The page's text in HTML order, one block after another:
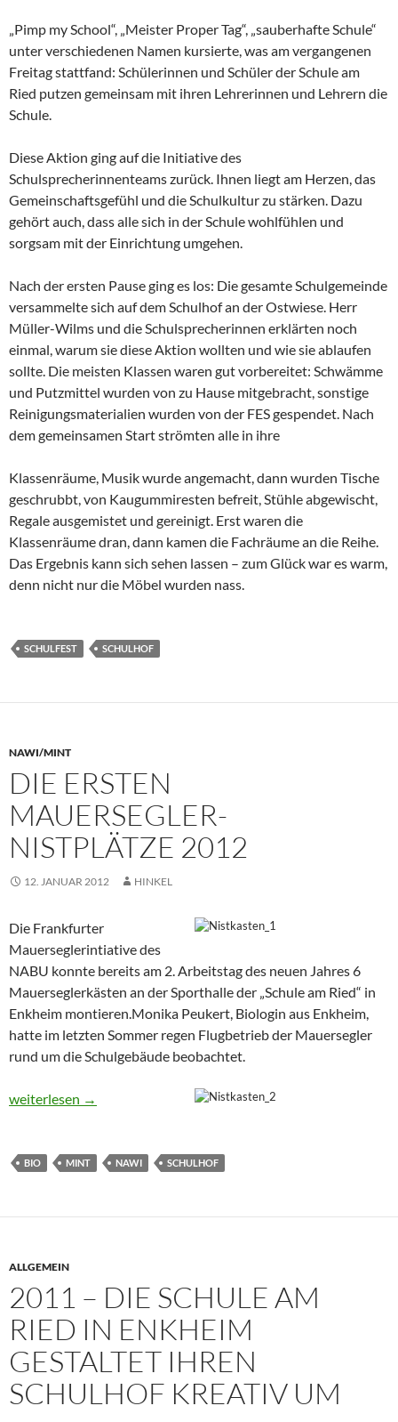
„Pimp my School“, „Meister Proper Tag“, „sauberhafte Schule“
unter verschiedenen Namen kursierte, was am vergangenen
Freitag stattfand: Schülerinnen und Schüler der Schule am
Ried putzen gemeinsam mit ihren Lehrerinnen und Lehrern die
Schule.
Diese Aktion ging auf die Initiative des
Schulsprecherinnenteams zurück. Ihnen liegt am Herzen, das
Gemeinschaftsgefühl und die Schulkultur zu stärken. Dazu
gehört auch, dass alle sich in der Schule wohlfühlen und
sorgsam mit der Einrichtung umgehen.
Nach der ersten Pause ging es los: Die gesamte Schulgemeinde
versammelte sich auf dem Schulhof an der Ostwiese. Herr
Müller-Wilms und die Schulsprecherinnen erklärten noch
einmal, warum sie diese Aktion wollten und wie sie ablaufen
sollte. Die meisten Klassen waren gut vorbereitet: Schwämme
und Putzmittel wurden von zu Hause mitgebracht, sonstige
Reinigungsmaterialien wurden von der FES gespendet. Nach
dem gemeinsamen Start strömten alle in ihre
Klassenräume, Musik wurde angemacht, dann wurden Tische
geschrubbt, von Kaugummiresten befreit, Stühle abgewischt,
Regale ausgemistet und gereinigt. Erst waren die
Klassenräume dran, dann kamen die Fachräume an die Reihe.
Das Ergebnis kann sich sehen lassen – zum Glück war es warm,
denn nicht nur die Möbel wurden nass.
SCHULFEST SCHULHOF
NAWI/MINT
DIE ERSTEN
MAUERSEGLER-
NISTPLÄTZE 2012
12. JANUAR 2012 HINKEL
Die Frankfurter
Mauerseglerintiative des
NABU konnte bereits am 2. Arbeitstag des neuen Jahres 6
Mauerseglerkästen an der Sporthalle der „Schule am Ried“ in
Enkheim montieren.Monika Peukert, Biologin aus Enkheim,
hatte im letzten Sommer regen Flugbetrieb der Mauersegler
rund um die Schulgebäude beobachtet.
Die ersten Mauersegler-Nistplätze 2012
weiterlesen →
BIO MINT NAWI SCHULHOF
ALLGEMEIN
2011 – DIE SCHULE AM
RIED IN ENKHEIM
GESTALTET IHREN
SCHULHOF KREATIV UM